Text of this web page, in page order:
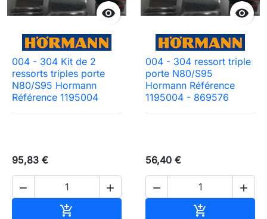

004 - 304 Kit de 2
ressorts triples porte
N80/S95 Hormann
Référence 1195004
95,83 €
 


004 - 304 ressort triple
porte N80/S95
Hormann Référence
1195004 - 869576
56,40 €
 
